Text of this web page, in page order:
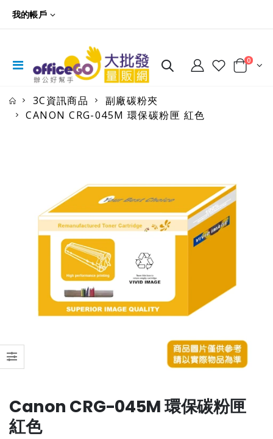
我的帳戶
0
3C資訊商品
副廠碳粉夾
CANON CRG-045M 環保碳粉匣 紅色
Canon CRG-045M 環保碳粉匣
紅色